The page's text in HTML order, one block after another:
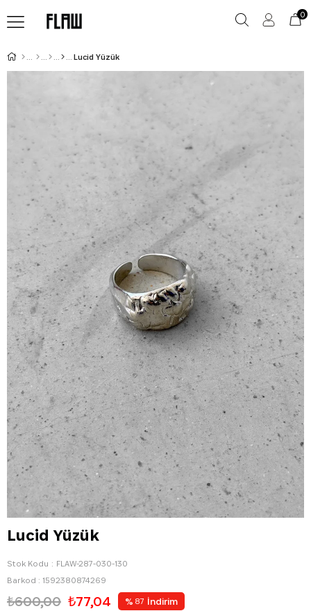
0
Lucid Yüzük
Lucid Yüzük
Stok Kodu
FLAW-287-030-130
Barkod : 1592380874269
₺600,00 ₺77,04 % 87 İndirim